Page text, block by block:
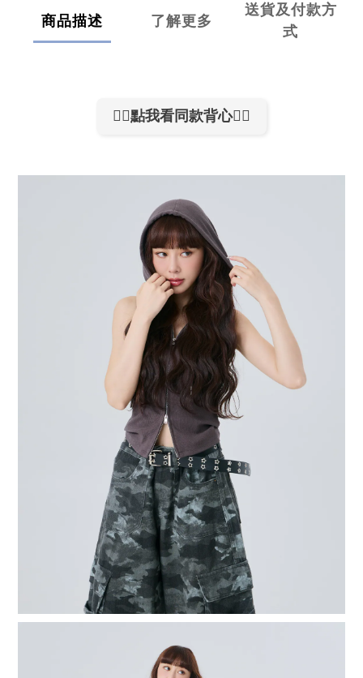
商品描述 了解更多
送貨及付款方
式
👉🏻點我看同款背心👈🏻